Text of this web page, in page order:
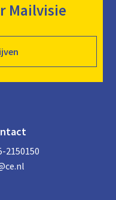
Mailvisie
2150150